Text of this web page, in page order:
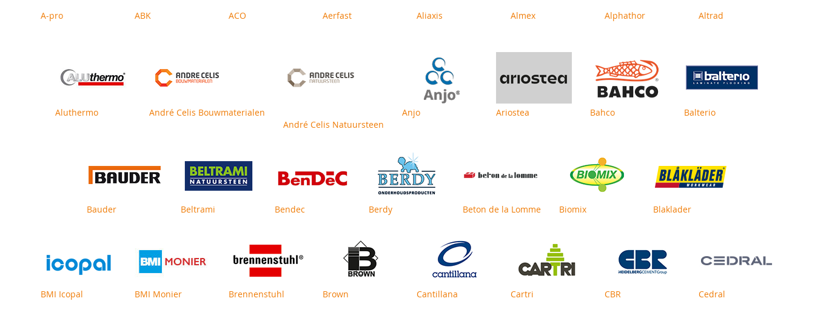
A-pro ABK ACO Aerfast Aliaxis Almex Alphathor Altrad
Aluthermo
André Celis Bouwmaterialen
André Celis Natuursteen
Anjo Ariostea Bahco Balterio
Bauder Beltrami Bendec Berdy Beton de la Lomme Biomix Blaklader
BMI Icopal BMI Monier Brennenstuhl Brown Cantillana Cartri CBR Cedral